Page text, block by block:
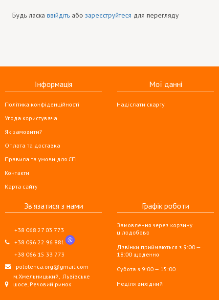
Будь ласка ввійдіть або зареєструйтеся для перегляду
Інформація
Політика конфіденційності
Угода користувача
Як замовити?
Оплата та доставка
Правила та умови для СП
Контакти
Карта сайту
Мої данні
Надіслати скаргу
Зв'язатися з нами
+38 068 27 03 773
+38 096 22 96 881
+38 066 15 33 773
polotenca.org@gmail.com
м.Хмельницький, Львівське
шосе, Речовий ринок
Графік роботи
Замовлення через корзину
цілодобово
Дзвінки приймаються з 9:00 —
18:00 щоденно
Субота з 9:00 — 15:00
Неділя вихідний